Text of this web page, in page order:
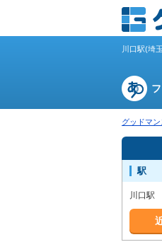
川口駅(埼
グッドマ
駅
川口駅